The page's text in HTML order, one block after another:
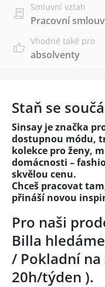
Smluvní vztah
Pracovní
Vhodné také pro
absolventy
Staň se
Sinsay je značka
dostupnou módu,
kolekce pro ženy,
domácnosti –
skvělou cenu.
Chceš pracovat
přináší novou
Pro naši
Billa
/ Pokladní na
20h/týden ).